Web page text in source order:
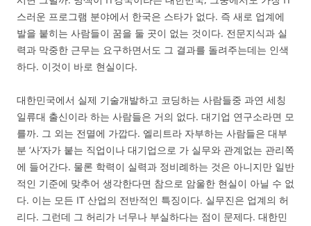
스러운 프로그램 분야에서 한국은 스타가 없다. 즉 새로 업계에
발을 붙히는 사람들이 꿈을 둘 곳이 없는 것이다. 전문지식과 실
력과 막중한 근무는 요구하면서도 그 결과를 돌려주는데는 인색
하다. 이것이 바로 현실이다.
대한민국에서 실제 기술개발하고 코딩하는 사람들중 과연 세칭
일류대 출신이라 하는 사람들은 거의 없다. 대기업 연구소라면 모
를까. 그 외는 전멸에 가깝다. 엘리트라 자부하는 사람들은 대부
분 ‘사’자가 붙는 직업이나 대기업으로 가 실무와 관계없는 관리쪽
에 들어간다. 물론 학력이 실력과 정비례하는 것은 아니지만 일반
적인 기준에 맞추어 생각한다면 참으로 암울한 현실이 아닐 수 없
다. 이는 모든 IT 산업의 전반적인 특징이다. 실무진은 업계의 허
리다. 그런데 그 허리가 너무나 부실하다는 점이 문제다. 대한민